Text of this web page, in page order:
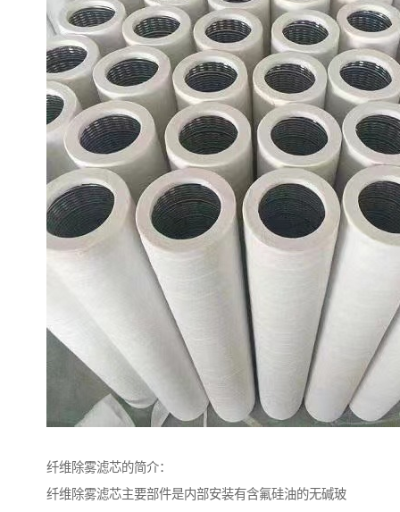
纤维除雾滤芯的简介：
纤维除雾滤芯主要部件是内部安装有含氟硅油的无碱玻